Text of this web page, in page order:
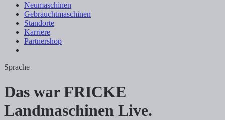
Neumaschinen
Gebrauchtmaschinen
Standorte
Karriere
Partnershop
Sprache
Das war FRICKE
Landmaschinen Live.